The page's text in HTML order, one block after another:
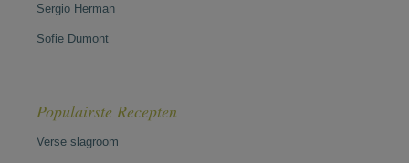
Sergio Herman
Sofie Dumont
Populairste Recepten
Verse slagroom